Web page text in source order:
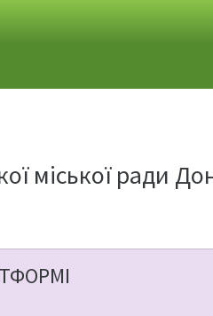
міської ради